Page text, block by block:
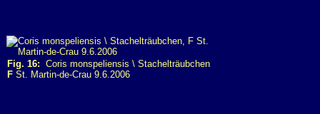
Fig. 16: Coris monspeliensis \ Stachelträubchen
F St. Martin-de-Crau 9.6.2006